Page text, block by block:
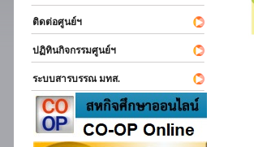
ติดต่อศูนย์ฯ
ปฏิทินกิจกรรมศูนย์ฯ
ระบบสารบรรณ มทส.